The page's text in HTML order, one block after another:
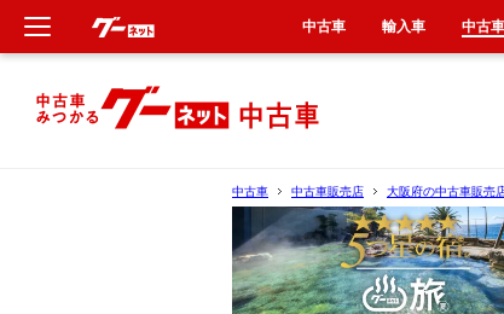
中古車 中古車販売店 大阪府の中古車販売
中古車 輸入車 中古
新車